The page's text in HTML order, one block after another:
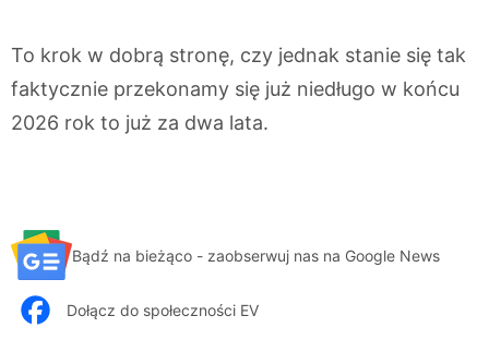
To krok w dobrą stronę, czy jednak stanie się tak
faktycznie przekonamy się już niedługo w końcu
2026 rok to już za dwa lata.
Bądź na bieżąco - zaobserwuj nas na Google News
Dołącz do społeczności EV